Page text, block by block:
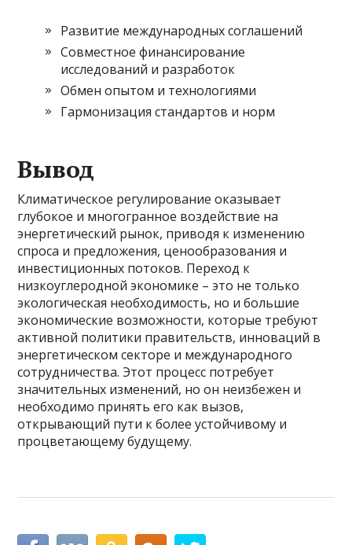
Развитие международных соглашений
Совместное финансирование
исследований и разработок
Обмен опытом и технологиями
Гармонизация стандартов и норм
Вывод
Климатическое регулирование оказывает
глубокое и многогранное воздействие на
энергетический рынок, приводя к изменению
спроса и предложения, ценообразования и
инвестиционных потоков. Переход к
низкоуглеродной экономике – это не только
экологическая необходимость, но и большие
экономические возможности, которые требуют
активной политики правительств, инноваций в
энергетическом секторе и международного
сотрудничества. Этот процесс потребует
значительных изменений, но он неизбежен и
необходимо принять его как вызов,
открывающий пути к более устойчивому и
процветающему будущему.